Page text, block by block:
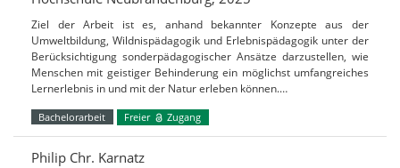
Ziel der Arbeit ist es, anhand bekannter Konzepte aus der
Umweltbildung, Wildnispädagogik und Erlebnispädagogik unter der
Berücksichtigung sonderpädagogischer Ansätze darzustellen, wie
Menschen mit geistiger Behinderung ein möglichst umfangreiches
Lernerlebnis in und mit der Natur erleben können.…
Bachelorarbeit Freier Zugang
Philip Chr. Karnatz